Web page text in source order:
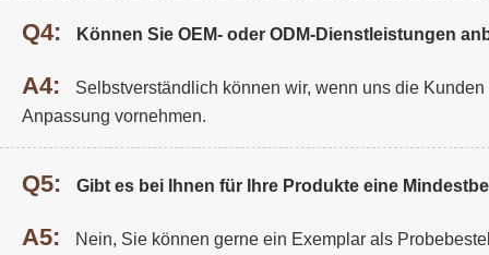
Q4: Können Sie OEM- oder ODM-Dienstleistungen
A4:
Selbstverständlich können wir, wenn uns die
Anpassung vornehmen.
Q5: Gibt es bei Ihnen für Ihre Produkte eine
A5: Nein, Sie können gerne ein Exemplar als